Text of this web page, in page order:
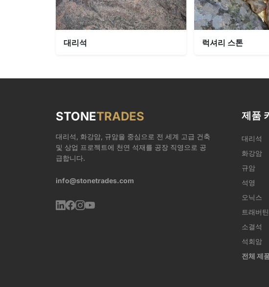
대리석 럭셔리 스톤
STONETRADES
대리석, 화강암, 규암을 중심으로 전 세계 고급 건축
및 상업 프로젝트에 천연 석재를 공장 직영으로 공
급합니다.
info@stonetrades.com
제품
대리석
화강암
규암
석영
오닉스
트래버틴
소결석
석회암
전체 제